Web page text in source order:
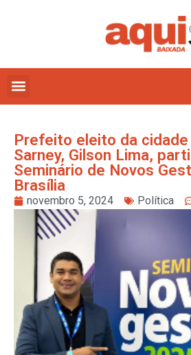
Prefeito eleito da
Sarney, Gilson Lima,
Seminário de Novos
Brasília
novembro 5, 2024 Política